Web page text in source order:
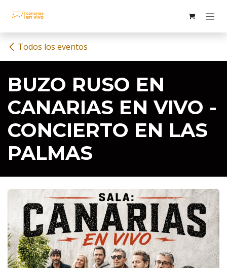
Todos los eventos
BUZO RUSO EN
CANARIAS EN VIVO -
CONCIERTO EN LAS
PALMAS